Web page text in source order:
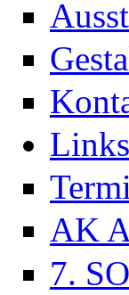
Links
AK
7.